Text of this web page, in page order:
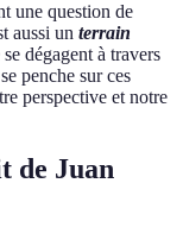
une question de
aussi un terrain
dégagent à travers
penche sur ces
perspective et notre
de Juan